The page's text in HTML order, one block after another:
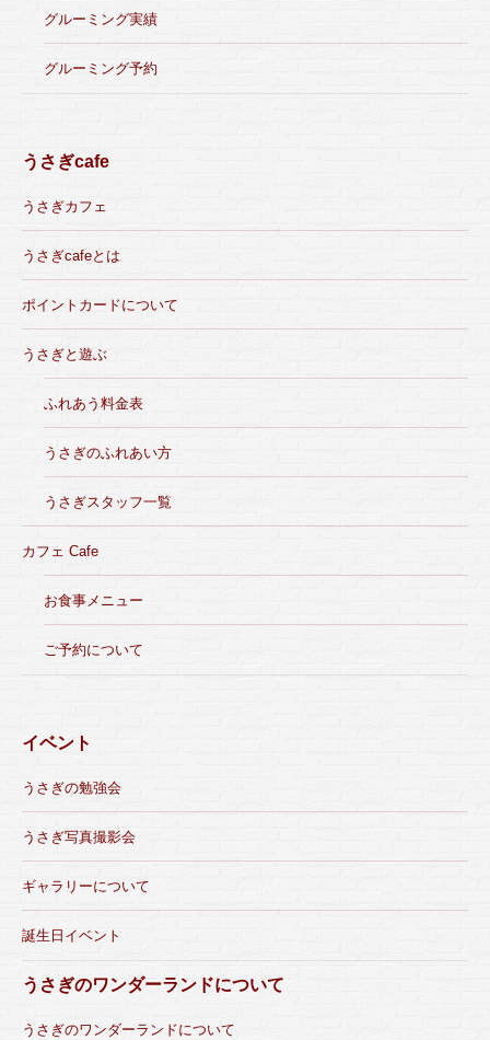
グルーミング実績
グルーミング予約
うさぎcafe
うさぎカフェ
うさぎcafeとは
ポイントカードについて
うさぎと遊ぶ
ふれあう料金表
うさぎのふれあい方
うさぎスタッフ一覧
カフェ Cafe
お食事メニュー
ご予約について
イベント
うさぎの勉強会
うさぎ写真撮影会
ギャラリーについて
誕生日イベント
うさぎのワンダーランドについて
うさぎのワンダーランドについて